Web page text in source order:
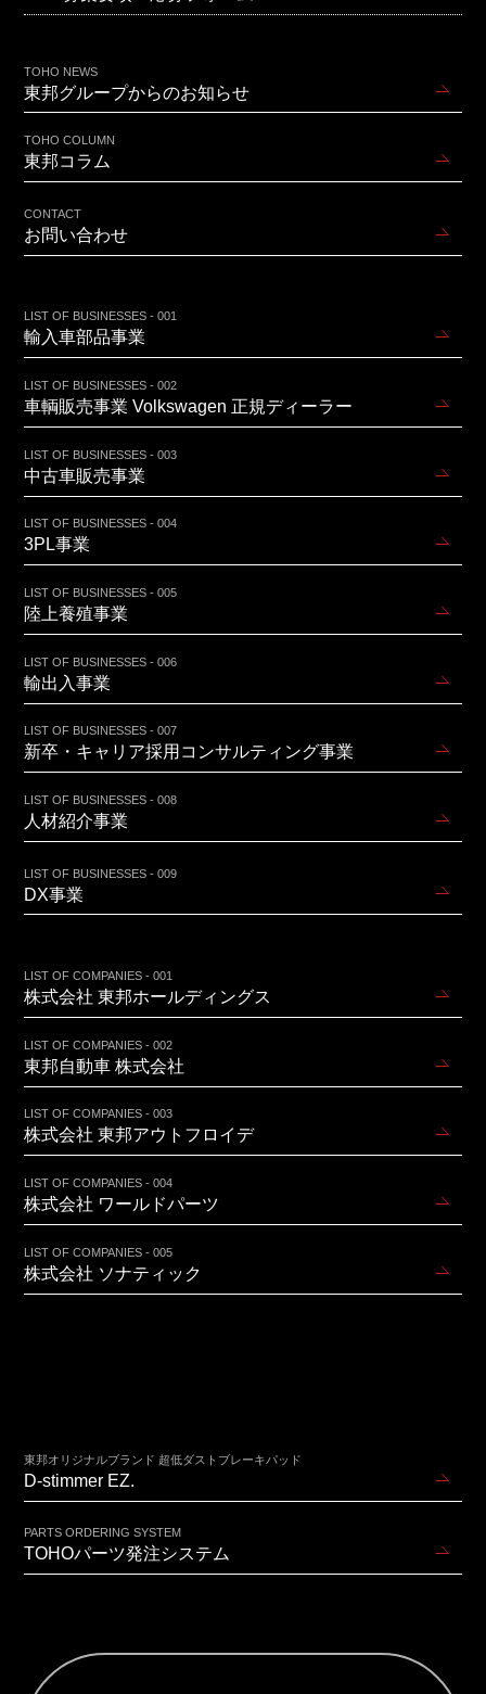
TOHO NEWS
東邦グループからのお知らせ
TOHO COLUMN
東邦コラム
CONTACT
お問い合わせ
LIST OF BUSINESSES - 001
輸入車部品事業
LIST OF BUSINESSES - 002
車輌販売事業 Volkswagen 正規ディーラー
LIST OF BUSINESSES - 003
中古車販売事業
LIST OF BUSINESSES - 004
3PL事業
LIST OF BUSINESSES - 005
陸上養殖事業
LIST OF BUSINESSES - 006
輸出入事業
LIST OF BUSINESSES - 007
新卒・キャリア採用コンサルティング事業
LIST OF BUSINESSES - 008
人材紹介事業
LIST OF BUSINESSES - 009
DX事業
LIST OF COMPANIES - 001
株式会社 東邦ホールディングス
LIST OF COMPANIES - 002
東邦自動車 株式会社
LIST OF COMPANIES - 003
株式会社 東邦アウトフロイデ
LIST OF COMPANIES - 004
株式会社 ワールドパーツ
LIST OF COMPANIES - 005
株式会社 ソナティック
東邦オリジナルブランド 超低ダストブレーキパッド
D-stimmer EZ.
PARTS ORDERING SYSTEM
TOHOパーツ発注システム